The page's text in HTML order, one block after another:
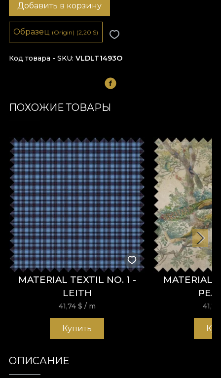
Код товара - SKU VLDLT1493O
Добавить в корзину
Образец (Origin) (2,20 $)
ПОХОЖИЕ ТОВАРЫ
MATERIAL TEXTIL NO. 1 -
LEITH
41,74 $ / m
Купить
MATERIAL
ОПИСАНИЕ